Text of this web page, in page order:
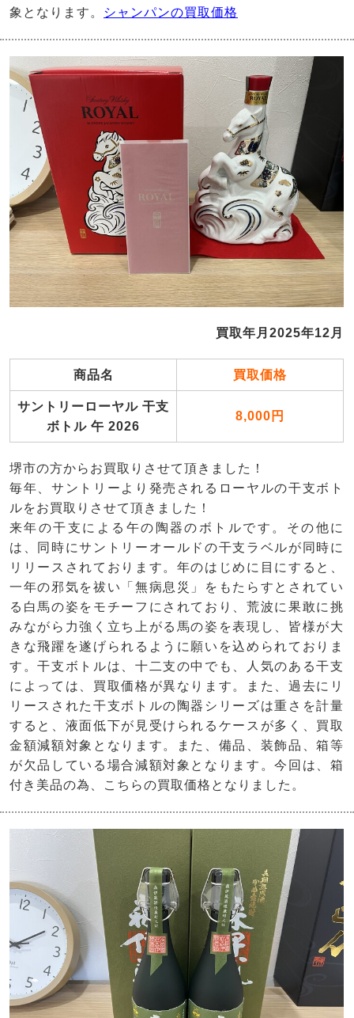
象となります。
シャンパンの買取価格
買取年月2025年12月
商品名 買取価格
サントリーローヤル 干支
ボトル 午 2026
8,000円
堺市の方からお買取りさせて頂きました！
毎年、サントリーより発売されるローヤルの干支ボト
ルをお買取りさせて頂きました！
来年の干支による午の陶器のボトルです。その他に
は、同時にサントリーオールドの干支ラベルが同時に
リリースされております。年のはじめに目にすると、
一年の邪気を祓い「無病息災」をもたらすとされてい
る白馬の姿をモチーフにされており、荒波に果敢に挑
みながら力強く立ち上がる馬の姿を表現し、皆様が大
きな飛躍を遂げられるように願いを込められておりま
す。干支ボトルは、十二支の中でも、人気のある干支
によっては、買取価格が異なります。また、過去にリ
リースされた干支ボトルの陶器シリーズは重さを計量
すると、液面低下が見受けられるケースが多く、買取
金額減額対象となります。また、備品、装飾品、箱等
が欠品している場合減額対象となります。今回は、箱
付き美品の為、こちらの買取価格となりました。